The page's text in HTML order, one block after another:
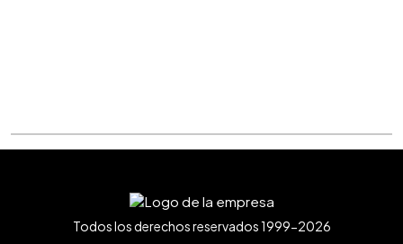
Todos los derechos reservados 1999-2026